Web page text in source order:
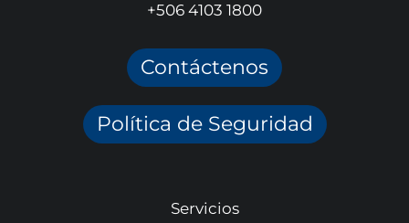
+506 4103 1800
Contáctenos
Política de Seguridad
Servicios